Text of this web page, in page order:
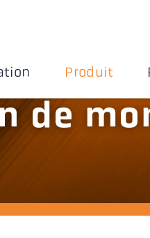
Produit
de